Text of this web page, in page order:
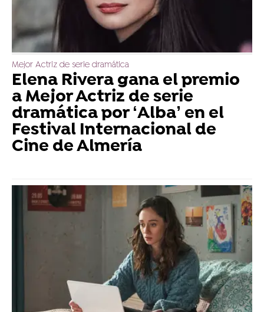
Mejor Actriz de serie dramática
Elena Rivera gana el premio
a Mejor Actriz de serie
dramática por ‘Alba’ en el
Festival Internacional de
Cine de Almería